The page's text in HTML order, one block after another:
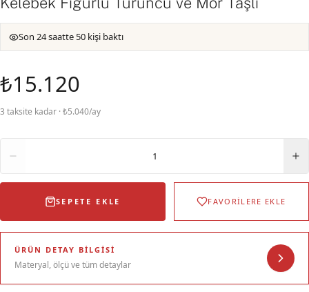
Son 24 saatte 50 kişi baktı
₺15.120
3 taksite kadar · ₺5.040/ay
1
SEPETE EKLE FAVORİLERE EKLE
ÜRÜN DETAY BILGISI
Materyal, ölçü ve tüm detaylar